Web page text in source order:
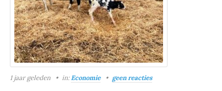
1 jaar geleden in:Economie geen reacties